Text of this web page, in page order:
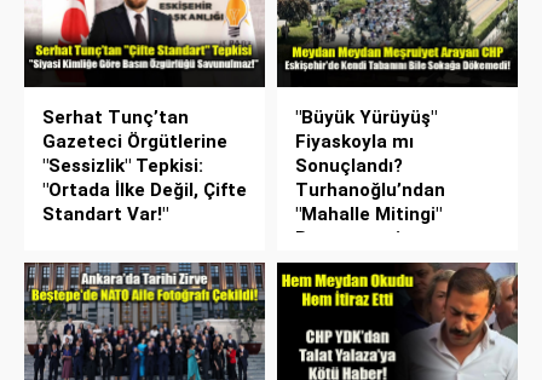
Serhat Tunç’tan
Gazeteci Örgütlerine
"Sessizlik" Tepkisi:
"Ortada İlke Değil, Çifte
Standart Var!"
"Büyük Yürüyüş"
Fiyaskoyla mı
Sonuçlandı?
Turhanoğlu’ndan
"Mahalle Mitingi"
Benzetmesi